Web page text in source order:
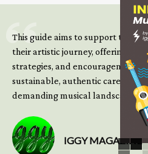
This guide aims to support those
their artistic journey, offering
strategies, and encouragement
sustainable, authentic careers in
demanding musical landscape.
IGGY MAGAZINE